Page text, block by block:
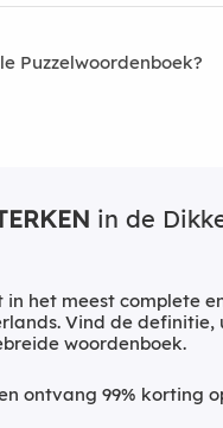
Puzzelwoordenboek?
in de
in het meest complete
Vind de definitie,
woordenboek.
ontvang 99% korting